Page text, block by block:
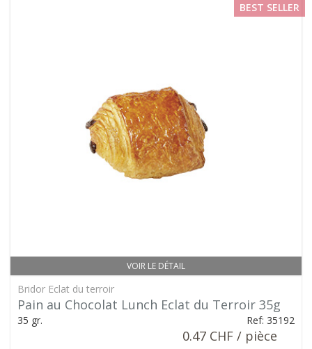
VOIR LE DÉTAIL
BEST SELLER
Bridor Eclat du terroir
Pain au Chocolat Lunch Eclat du Terroir 35g
35 gr. Ref: 35192
0.47 CHF / pièce